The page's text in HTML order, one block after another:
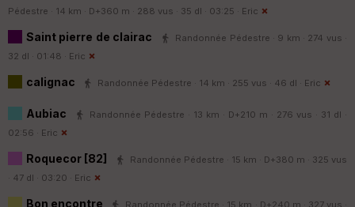
Pédestre · 14 km · D+360 m · 288 vus · 35 dl · 03:25 · Eric
Saint pierre de clairac
Randonnée Pédestre · 9 km · 274 vus ·
32 dl · 01:48 · Eric
calignac Randonnée Pédestre · 14 km · 255 vus · 46 dl · Eric
Aubiac
Randonnée Pédestre · 13 km · D+210 m · 276 vus · 31 dl ·
02:56 · Eric
Roquecor [82]
Randonnée Pédestre · 15 km · D+380 m · 325 vus
· 47 dl · 03:20 · Eric
Bon encontre
Randonnée Pédestre · 15 km · D+240 m · 327 vus ·